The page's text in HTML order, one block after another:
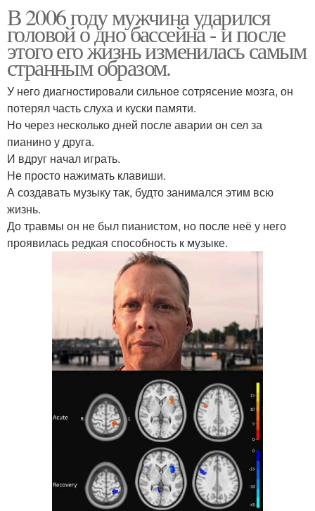
В 2006 году мужчина ударился
головой о дно бассейна - и после
этого его жизнь изменилась самым
странным образом.
У него диагностировали сильное сотрясение мозга, он
потерял часть слуха и куски памяти.
Но через несколько дней после аварии он сел за
пианино у друга.
И вдруг начал играть.
Не просто нажимать клавиши.
А создавать музыку так, будто занимался этим всю
жизнь.
До травмы он не был пианистом, но после неё у него
проявилась редкая способность к музыке.